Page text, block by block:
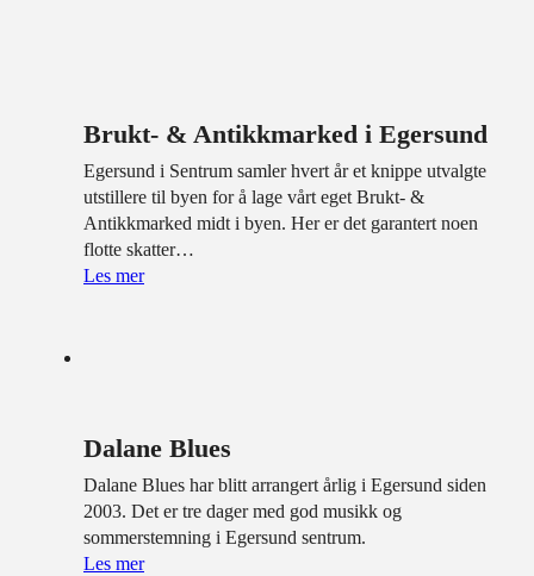
Brukt- & Antikkmarked i Egersund
Egersund i Sentrum samler hvert år et knippe utvalgte
utstillere til byen for å lage vårt eget Brukt- &
Antikkmarked midt i byen. Her er det garantert noen
flotte skatter…
Les mer
Dalane Blues
Dalane Blues har blitt arrangert årlig i Egersund siden
2003. Det er tre dager med god musikk og
sommerstemning i Egersund sentrum.
Les mer